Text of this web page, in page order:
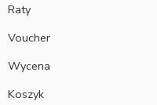
Raty
Voucher
Wycena
Koszyk